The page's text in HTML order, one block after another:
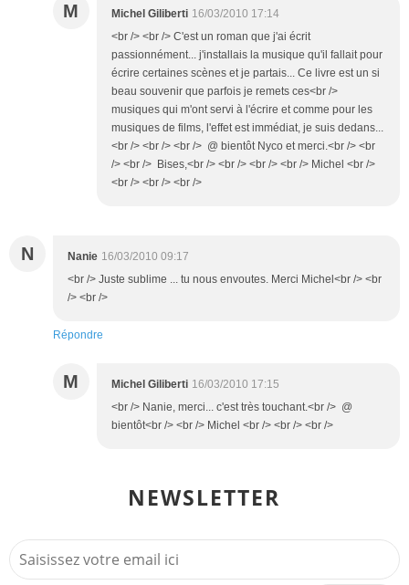
M Michel Giliberti 16/03/2010 17:14
<br /> <br /> C'est un roman que j'ai écrit
passionnément... j'installais la musique qu'il fallait pour
écrire certaines scènes et je partais... Ce livre est un si
beau souvenir que parfois je remets ces<br />
musiques qui m'ont servi à l'écrire et comme pour les
musiques de films, l'effet est immédiat, je suis dedans...
<br /> <br /> <br /> @ bientôt Nyco et merci.<br /> <br
/> <br /> Bises,<br /> <br /> <br /> <br /> Michel <br />
<br /> <br /> <br />
N Nanie 16/03/2010 09:17
<br /> Juste sublime ... tu nous envoutes. Merci Michel<br /> <br
/> <br />
Répondre
M Michel Giliberti 16/03/2010 17:15
<br /> Nanie, merci... c'est très touchant.<br /> @
bientôt<br /> <br /> Michel <br /> <br /> <br />
NEWSLETTER